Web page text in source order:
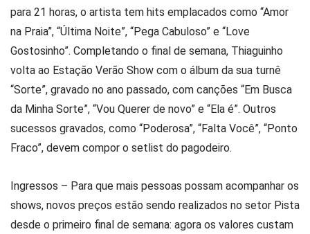
para 21 horas, o artista tem hits emplacados como “Amor
na Praia”, “Última Noite”, “Pega Cabuloso” e “Love
Gostosinho”. Completando o final de semana, Thiaguinho
volta ao Estação Verão Show com o álbum da sua turnê
“Sorte”, gravado no ano passado, com canções “Em Busca
da Minha Sorte”, “Vou Querer de novo” e “Ela é”. Outros
sucessos gravados, como “Poderosa”, “Falta Você”, “Ponto
Fraco”, devem compor o setlist do pagodeiro.
Ingressos – Para que mais pessoas possam acompanhar os
shows, novos preços estão sendo realizados no setor Pista
desde o primeiro final de semana: agora os valores custam